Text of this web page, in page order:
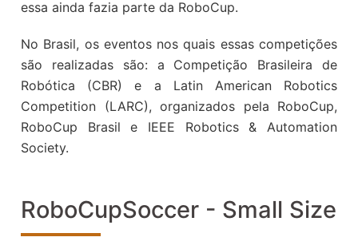
essa ainda fazia parte da RoboCup.
No Brasil, os eventos nos quais essas competições
são realizadas são: a Competição Brasileira de
Robótica (CBR) e a Latin American Robotics
Competition (LARC), organizados pela RoboCup,
RoboCup Brasil e IEEE Robotics & Automation
Society.
RoboCupSoccer - Small Size